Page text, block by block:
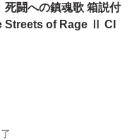
闘への鎮魂歌 箱説付
Streets of Rage Ⅱ CI